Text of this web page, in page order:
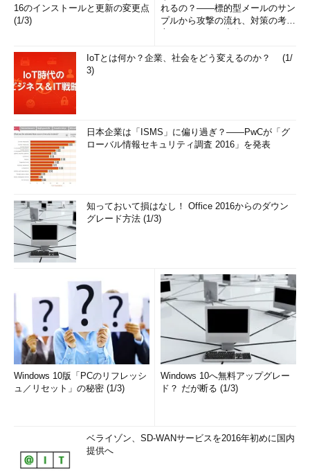
16のインストールと更新の変更点
(1/3)
れるの？――標的型メールのサン
プルから攻撃の流れ、対策の考え
IoTとは何か？企業、社会をどう変えるのか？ (1/
3)
日本企業は「ISMS」に偏り過ぎ？――PwCが「グ
ローバル情報セキュリティ調査 2016」を発表
知っておいて損はなし！ Office 2016からのダウン
グレード方法 (1/3)
Windows 10版「PCのリフレッシ
ュ／リセット」の秘密 (1/3)
Windows 10へ無料アップグレー
ド？ だが断る (1/3)
ベライゾン、SD-WANサービスを2016年初めに国内
提供へ